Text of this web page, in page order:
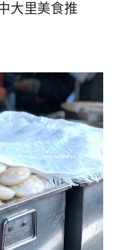
大里美食推